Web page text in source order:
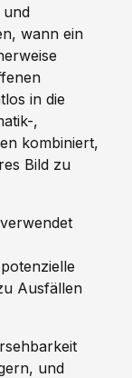
wann ein
in die
,
kombiniert,
Bild zu
Ausfällen
und